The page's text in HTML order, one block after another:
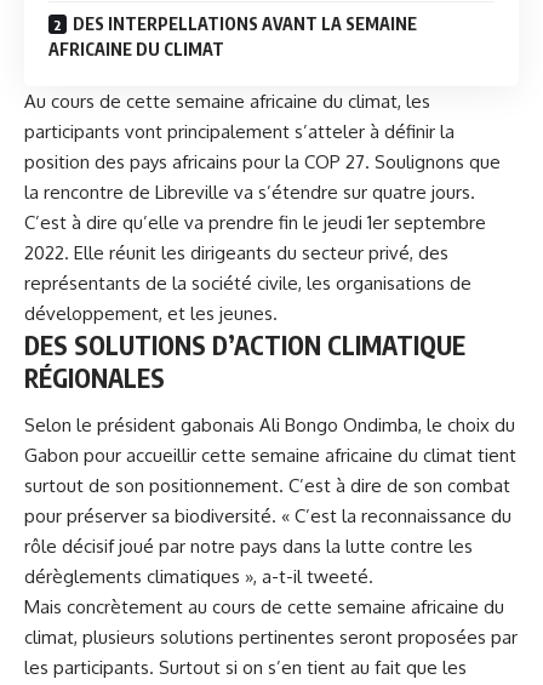
DES INTERPELLATIONS AVANT LA SEMAINE
AFRICAINE DU CLIMAT
Au cours de cette semaine africaine du climat, les
participants vont principalement s’atteler à définir la
position des pays africains pour la COP 27. Soulignons que
la rencontre de Libreville va s’étendre sur quatre jours.
C’est à dire qu’elle va prendre fin le jeudi 1er septembre
2022. Elle réunit les dirigeants du secteur privé, des
représentants de la société civile, les organisations de
développement, et les jeunes.
DES SOLUTIONS D’ACTION CLIMATIQUE
RÉGIONALES
Selon le président gabonais Ali Bongo Ondimba, le choix du
Gabon pour accueillir cette semaine africaine du climat tient
surtout de son positionnement. C’est à dire de son combat
pour préserver sa biodiversité. « C’est la reconnaissance du
rôle décisif joué par notre pays dans la lutte contre les
dérèglements climatiques », a-t-il tweeté.
Mais concrètement au cours de cette semaine africaine du
climat, plusieurs solutions pertinentes seront proposées par
les participants. Surtout si on s’en tient au fait que les